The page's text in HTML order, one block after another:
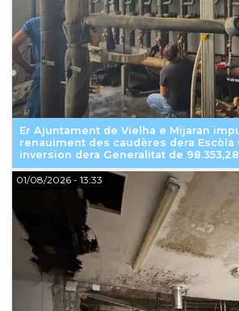
Er Ajuntament de Vielha e Mijaran
renauiment des caudères dera Escòla
inversion dera Generalitat de
01/08/2026- 13:33